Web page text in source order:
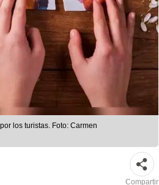
los turistas. Foto: Carmen
Compartir